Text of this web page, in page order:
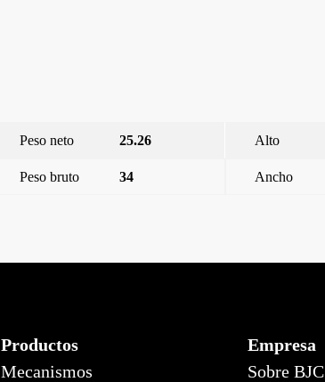
Peso neto 25.26 Alto
Peso bruto 34 Ancho
Productos
Mecanismos
Empresa
Sobre BJC